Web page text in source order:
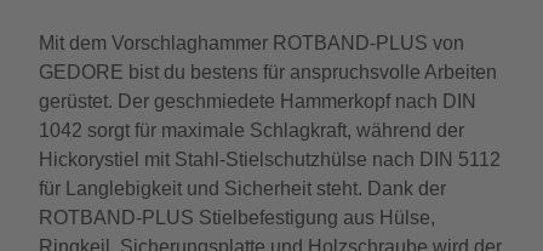
Mit dem Vorschlaghammer ROTBAND-PLUS von
GEDORE bist du bestens für anspruchsvolle Arbeiten
gerüstet. Der geschmiedete Hammerkopf nach DIN
1042 sorgt für maximale Schlagkraft, während der
Hickorystiel mit Stahl-Stielschutzhülse nach DIN 5112
für Langlebigkeit und Sicherheit steht. Dank der
ROTBAND-PLUS Stielbefestigung aus Hülse,
Ringkeil, Sicherungsplatte und Holzschraube wird der